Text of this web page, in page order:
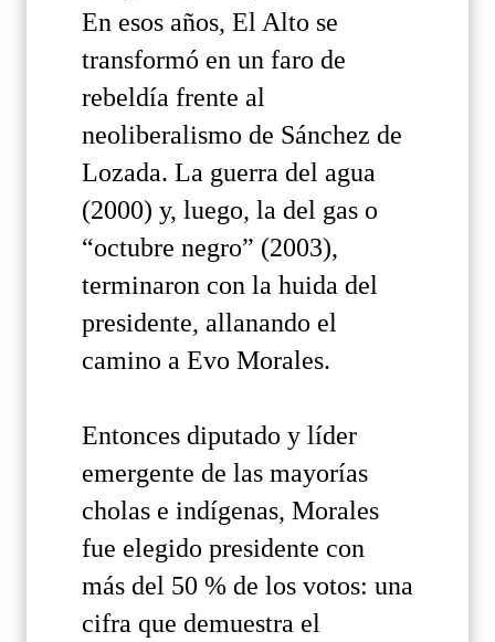
En esos años, El Alto se
transformó en un faro de
rebeldía frente al
neoliberalismo de Sánchez de
Lozada. La guerra del agua
(2000) y, luego, la del gas o
“octubre negro” (2003),
terminaron con la huida del
presidente, allanando el
camino a Evo Morales.
Entonces diputado y líder
emergente de las mayorías
cholas e indígenas, Morales
fue elegido presidente con
más del 50 % de los votos: una
cifra que demuestra el